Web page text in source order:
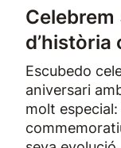
Escubedo
aniversari
molt especial: